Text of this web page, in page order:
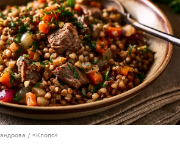
/ «Клопс»